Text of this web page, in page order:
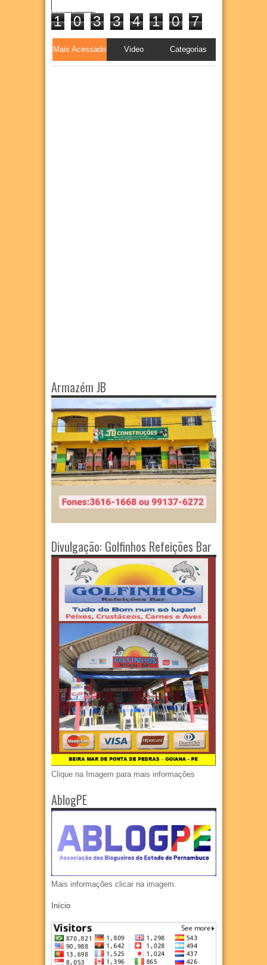
1 0 3 3 4 1 0 7
Mais Acessado Video Categorias
Armazém JB
Divulgação: Golfinhos Refeições Bar
Clique na Imagem para mais informações
AblogPE
Mais informações clicar na imagem.
Início